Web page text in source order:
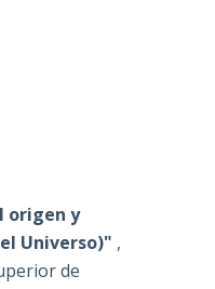
origen y
Universo)" ,
de